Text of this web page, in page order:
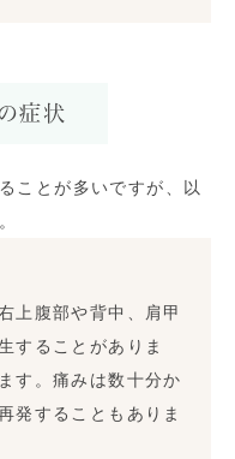
症状
ことが多いですが、以
上腹部や背中、肩甲
することがありま
す。痛みは数十分か
発することもありま